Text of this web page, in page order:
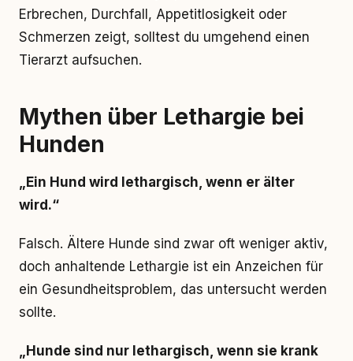
Erbrechen, Durchfall, Appetitlosigkeit oder
Schmerzen zeigt, solltest du umgehend einen
Tierarzt aufsuchen.
Mythen über Lethargie bei
Hunden
„Ein Hund wird lethargisch, wenn er älter
wird.“
Falsch. Ältere Hunde sind zwar oft weniger aktiv,
doch anhaltende Lethargie ist ein Anzeichen für
ein Gesundheitsproblem, das untersucht werden
sollte.
„Hunde sind nur lethargisch, wenn sie krank